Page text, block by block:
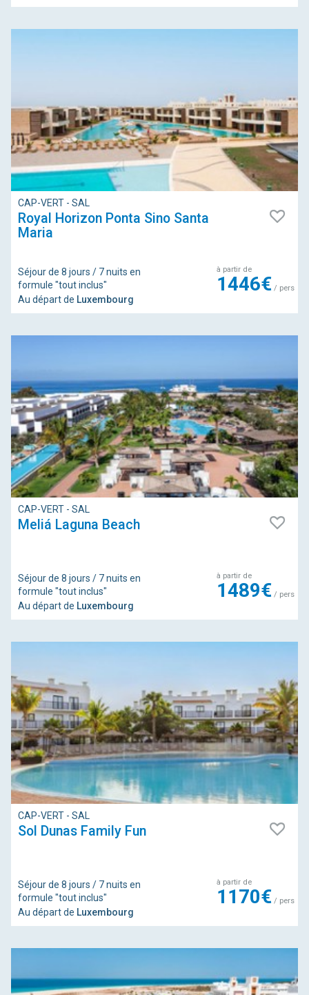
CAP-VERT - SAL
Royal Horizon Ponta Sino Santa
Maria
Séjour de 8 jours / 7 nuits en
formule "tout inclus"
Au départ de Luxembourg
à partir de
1446€/ pers
CAP-VERT - SAL
Meliá Laguna Beach
Séjour de 8 jours / 7 nuits en
formule "tout inclus"
Au départ de Luxembourg
à partir de
1489€/ pers
CAP-VERT - SAL
Sol Dunas Family Fun
Séjour de 8 jours / 7 nuits en
formule "tout inclus"
Au départ de Luxembourg
à partir de
1170€/ pers